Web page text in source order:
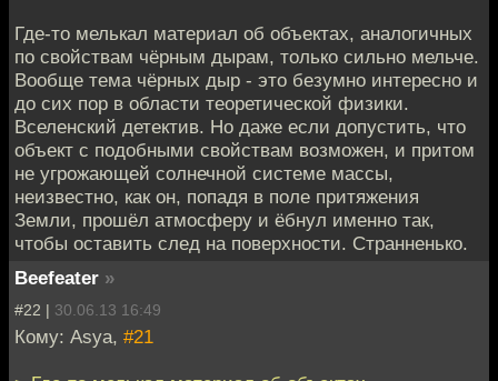
Где-то мелькал материал об объектах, аналогичных
по свойствам чёрным дырам, только сильно мельче.
Вообще тема чёрных дыр - это безумно интересно и
до сих пор в области теоретической физики.
Вселенский детектив. Но даже если допустить, что
объект с подобными свойствам возможен, и притом
не угрожающей солнечной системе массы,
неизвестно, как он, попадя в поле притяжения
Земли, прошёл атмосферу и ёбнул именно так,
чтобы оставить след на поверхности. Странненько.
Beefeater »
#22 | 30.06.13 16:49
Кому: Asya, #21